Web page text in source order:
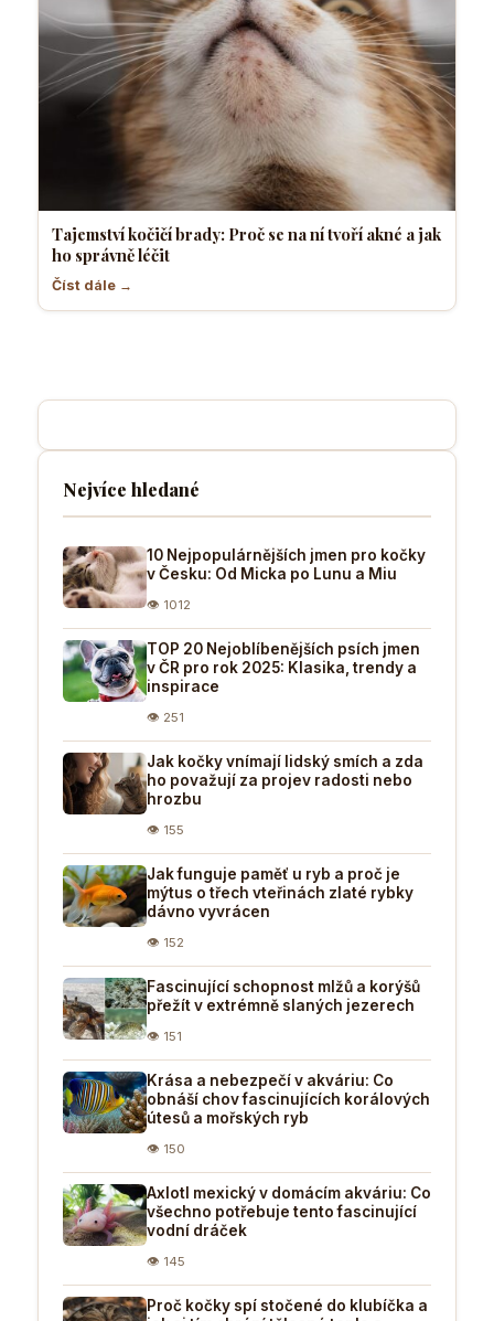
Tajemství kočičí brady: Proč se na ní tvoří akné a jak
ho správně léčit
Číst dále →
Nejvíce hledané
10 Nejpopulárnějších jmen pro kočky
v Česku: Od Micka po Lunu a Miu
👁 1012
TOP 20 Nejoblíbenějších psích jmen
v ČR pro rok 2025: Klasika, trendy a
inspirace
👁 251
Jak kočky vnímají lidský smích a zda
ho považují za projev radosti nebo
hrozbu
👁 155
Jak funguje paměť u ryb a proč je
mýtus o třech vteřinách zlaté rybky
dávno vyvrácen
👁 152
Fascinující schopnost mlžů a korýšů
přežít v extrémně slaných jezerech
👁 151
Krása a nebezpečí v akváriu: Co
obnáší chov fascinujících korálových
útesů a mořských ryb
👁 150
Axlotl mexický v domácím akváriu: Co
všechno potřebuje tento fascinující
vodní dráček
👁 145
Proč kočky spí stočené do klubíčka a